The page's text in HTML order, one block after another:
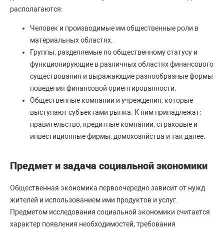
располагаются:
Человек и производимые им общественные роли в
материальных областях.
Группы, разделяемые по общественному статусу и
функционирующие в различных областях финансового
существования и выражающие разнообразные формы
поведения финансовой ориентированности.
Общественные компании и учреждения, которые
выступают субъектами рынка. К ним принадлежат:
правительство, кредитные компании, страховые и
инвестиционные фирмы, домохозяйства и так далее.
Предмет и задача социальной экономики
Общественная экономика первоочередно зависит от нужд
жителей и использованием ими продуктов и услуг.
Предметом исследования социальной экономики считается
характер появления необходимостей, требования